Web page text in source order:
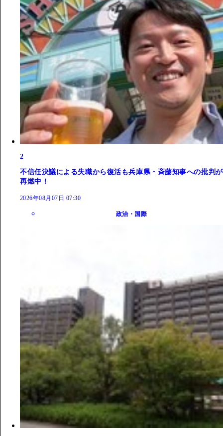
2
不信任決議による失職から復活も兵庫県・斉藤知事への批判が
再燃中！
2026年08月07日 07:30
政治・国際